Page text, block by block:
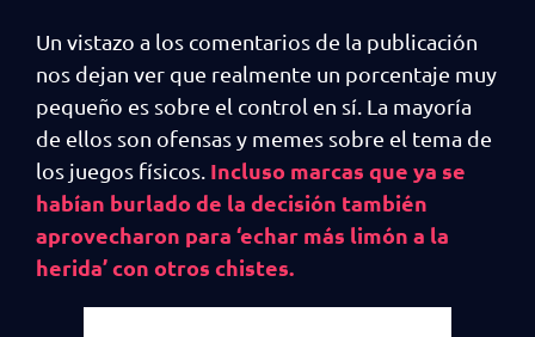
Un vistazo a los comentarios de la publicación
nos dejan ver que realmente un porcentaje muy
pequeño es sobre el control en sí. La mayoría
de ellos son ofensas y memes sobre el tema de
los juegos físicos. Incluso marcas que ya se
habían burlado de la decisión también
aprovecharon para ‘echar más limón a la
herida’ con otros chistes.